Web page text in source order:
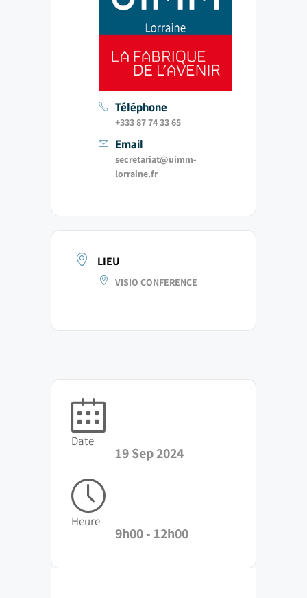
Téléphone
+333 87 74 33 65
Email
secretariat@uimm-
lorraine.fr
LIEU
VISIO CONFERENCE
Date
19 Sep 2024
Heure
9h00 - 12h00